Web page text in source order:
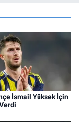
İsmail Yüksek İçin